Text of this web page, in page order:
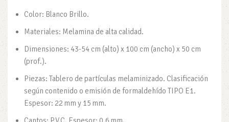
Color: Blanco Brillo.
Materiales: Melamina de alta calidad.
Dimensiones: 43-54 cm (alto) x 100 cm (ancho) x 50 cm
(prof.).
Piezas: Tablero de partículas melaminizado. Clasificación
según contenido o emisión de formaldehído TIPO E1.
Espesor: 22 mm y 15 mm.